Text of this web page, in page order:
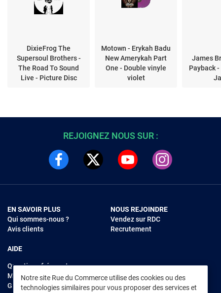
DixieFrog The
Supersoul Brothers -
The Road To Sound
Live - Picture Disc
Motown - Erykah Badu
New Amerykah Part
One - Double vinyle
violet
James
Payback
Notre site Rue du Commerce utilise des cookies ou des
technologies similaires pour vous proposer des services et
REJOIGNEZ NOUS SUR :
EN SAVOIR PLUS
Qui sommes-nous ?
Avis clients
AIDE
Questions fréquentes
Modes de règlements
Garantie et retours
NOUS REJOINDRE
Vendez sur RDC
Recrutement